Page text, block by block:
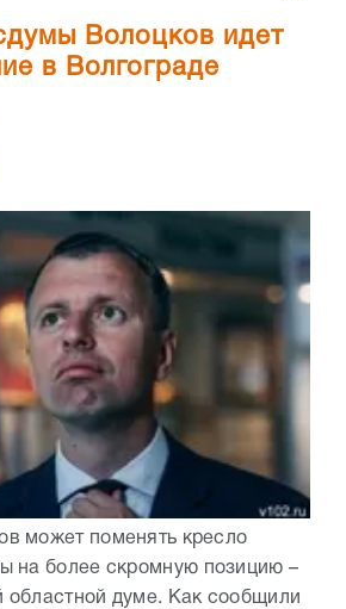
Волоцков идет
в Волгограде
может поменять кресло
на более скромную позицию –
областной думе. Как сообщили